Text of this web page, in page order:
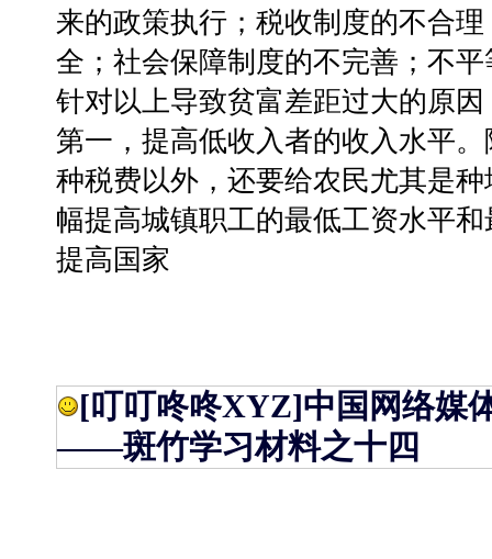
来的政策执行；税收制度的不合
全；社会保障制度的不完善；不
针对以上导致贫富差距过大的
第一，提高低收入者的收入水平
种税费以外，还要给农民尤其是
幅提高城镇职工的最低工资水平
提高国家
[叮叮咚咚XYZ]中国网络媒
——斑竹学习材料之十四